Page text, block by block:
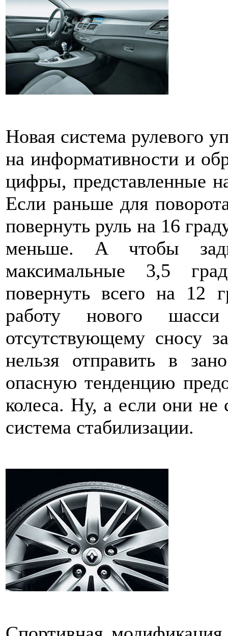
Новая система рулевого
на информативности и
цифры, представленные
Если раньше для
повернуть руль на 16
меньше. А чтобы
максимальные 3,5
повернуть всего на 12
работу нового
отсутствующему сносу
нельзя отправить в
опасную тенденцию
колеса. Ну, а если они не
система стабилизации.